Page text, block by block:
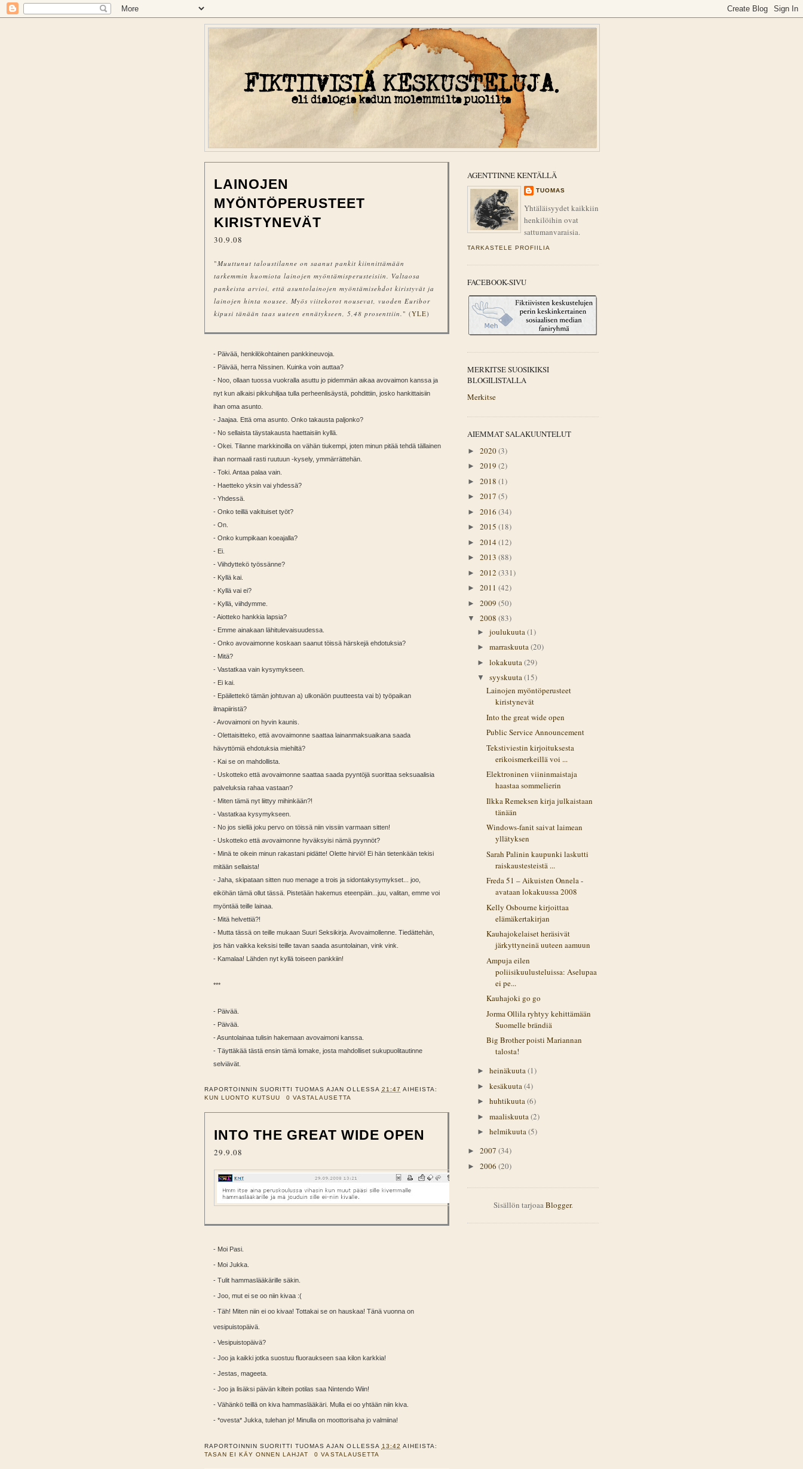
LAINOJEN
MYÖNTÖPERUSTEET
KIRISTYNEVÄT
30.9.08
"Muuttunut taloustilanne on saanut pankit kiinnittämään
tarkemmin huomiota lainojen myöntämisperusteisiin. Valtaosa
pankeista arvioi, että asuntolainojen myöntämisehdot kiristyvät ja
lainojen hinta nousee. Myös viitekorot nousevat, vuoden Euribor
kipusi tänään taas uuteen ennätykseen, 5,48 prosenttiin. " (YLE)
- Päivää, henkilökohtainen pankkineuvoja.
- Päivää, herra Nissinen. Kuinka voin auttaa?
- Noo, ollaan tuossa vuokralla asuttu jo pidemmän aikaa avovaimon kanssa ja
nyt kun alkaisi pikkuhiljaa tulla perheenlisäystä, pohdittiin, josko hankittaisiin
ihan oma asunto.
- Jaajaa. Että oma asunto. Onko takausta paljonko?
- No sellaista täystakausta haettaisiin kyllä.
- Okei. Tilanne markkinoilla on vähän tiukempi, joten minun pitää tehdä tällainen
ihan normaali rasti ruutuun -kysely, ymmärrättehän.
- Toki. Antaa palaa vain.
- Haetteko yksin vai yhdessä?
- Yhdessä.
- Onko teillä vakituiset työt?
- On.
- Onko kumpikaan koeajalla?
- Ei.
- Viihdyttekö työssänne?
- Kyllä kai.
- Kyllä vai ei?
- Kyllä, viihdymme.
- Aiotteko hankkia lapsia?
- Emme ainakaan lähitulevaisuudessa.
- Onko avovaimonne koskaan saanut töissä härskejä ehdotuksia?
- Mitä?
- Vastatkaa vain kysymykseen.
- Ei kai.
- Epäilettekö tämän johtuvan a) ulkonäön puutteesta vai b) työpaikan
ilmapiiristä?
- Avovaimoni on hyvin kaunis.
- Olettaisitteko, että avovaimonne saattaa lainanmaksuaikana saada
hävyttömiä ehdotuksia miehiltä?
- Kai se on mahdollista.
- Uskotteko että avovaimonne saattaa saada pyyntöjä suorittaa seksuaalisia
palveluksia rahaa vastaan?
- Miten tämä nyt liittyy mihinkään?!
- Vastatkaa kysymykseen.
- No jos siellä joku pervo on töissä niin vissiin varmaan sitten!
- Uskotteko että avovaimonne hyväksyisi nämä pyynnöt?
- Minä te oikein minun rakastani pidätte! Olette hirviö! Ei hän tietenkään tekisi
mitään sellaista!
- Jaha, skipataan sitten nuo menage a trois ja sidontakysymykset... joo,
eiköhän tämä ollut tässä. Pistetään hakemus eteenpäin...juu, valitan, emme voi
myöntää teille lainaa.
- Mitä helvettiä?!
- Mutta tässä on teille mukaan Suuri Seksikirja. Avovaimollenne. Tiedättehän,
jos hän vaikka keksisi teille tavan saada asuntolainan, vink vink.
- Kamalaa! Lähden nyt kyllä toiseen pankkiin!
***
- Päivää.
- Päivää.
- Asuntolainaa tulisin hakemaan avovaimoni kanssa.
- Täyttäkää tästä ensin tämä lomake, josta mahdolliset sukupuolitautinne
selviävät.
RAPORTOINNIN SUORITTITUOMAS AJAN OLLESSA 21:47 AIHEISTA:
KUN LUONTO KUTSUU
0 VASTALAUSETTA
INTO THE GREAT WIDE OPEN
29.9.08
- Moi Pasi.
- Moi Jukka.
- Tulit hammaslääkärille säkin.
- Joo, mut ei se oo niin kivaa :(
- Täh! Miten niin ei oo kivaa! Tottakai se on hauskaa! Tänä vuonna on
vesipuistopäivä.
- Vesipuistopäivä?
- Joo ja kaikki jotka suostuu fluoraukseen saa kilon karkkia!
- Jestas, mageeta.
- Joo ja lisäksi päivän kiltein potilas saa Nintendo Wiin!
- Vähänkö teillä on kiva hammaslääkäri. Mulla ei oo yhtään niin kiva.
- *ovesta* Jukka, tulehan jo! Minulla on moottorisaha jo valmiina!
RAPORTOINNIN SUORITTITUOMAS AJAN OLLESSA 13:42 AIHEISTA:
TASAN EI KÄY ONNEN LAHJAT
0 VASTALAUSETTA
AGENTTINNE KENTÄLLÄ
TUOMAS
Yhtäläisyydet kaikkiin
henkilöihin ovat
sattumanvaraisia.
TARKASTELE PROFIILIA
FACEBOOK-SIVU
MERKITSE SUOSIKIKSI
BLOGILISTALLA
Merkitse
AIEMMAT SALAKUUNTELUT
► 2020(3)
► 2019 (2)
► 2018 (1)
► 2017 (5)
► 2016 (34)
► 2015 (18)
► 2014 (12)
► 2013 (88)
► 2012 (331)
► 2011 (42)
► 2009 (50)
▼ 2008 (83)
► joulukuuta (1)
► marraskuuta(20)
► lokakuuta (29)
▼ syyskuuta(15)
Lainojen myöntöperusteet
kiristynevät
Into the great wide open
Public Service Announcement
Tekstiviestin kirjoituksesta
erikoismerkeillä voi ...
Elektroninen viininmaistaja
haastaa sommelierin
Ilkka Remeksen kirja julkaistaan
tänään
Windows-fanit saivat laimean
yllätyksen
Sarah Palinin kaupunki laskutti
raiskaustesteistä ...
Freda 51 – Aikuisten Onnela -
avataan lokakuussa 2008
Kelly Osbourne kirjoittaa
elämäkertakirjan
Kauhajokelaiset heräsivät
järkyttyneinä uuteen aamuun
Ampuja eilen
poliisikuulusteluissa: Aselupaa
ei pe...
Kauhajoki go go
Jorma Ollila ryhtyy kehittämään
Suomelle brändiä
Big Brother poisti Mariannan
talosta!
► heinäkuuta(1)
► kesäkuuta(4)
► huhtikuuta(6)
► maaliskuuta(2)
► helmikuuta(5)
► 2007 (34)
► 2006 (20)
Sisällön tarjoaaBlogger.